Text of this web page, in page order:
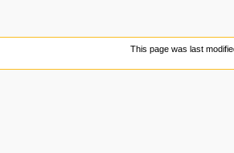
This page was last